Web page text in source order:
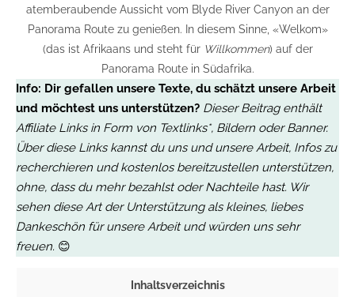
atemberaubende Aussicht vom Blyde River Canyon an der
Panorama Route zu genießen. In diesem Sinne, «Welkom»
(das ist Afrikaans und steht für Willkommen) auf der
Panorama Route in Südafrika.
Info: Dir gefallen unsere Texte, du schätzt unsere Arbeit
und möchtest uns unterstützen? Dieser Beitrag enthält
Affiliate Links in Form von Textlinks*, Bildern oder Banner.
Über diese Links kannst du uns und unsere Arbeit, Infos zu
recherchieren und kostenlos bereitzustellen unterstützen,
ohne, dass du mehr bezahlst oder Nachteile hast. Wir
sehen diese Art der Unterstützung als kleines, liebes
Dankeschön für unsere Arbeit und würden uns sehr
freuen. 😊
Inhaltsverzeichnis